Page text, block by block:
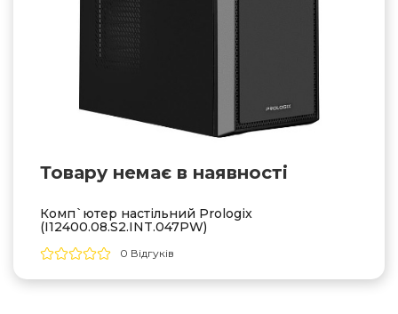
Товару немає в наявностi
Комп`ютер настільний Prologix
(I12400.08.S2.INT.047PW)
0 Відгуків